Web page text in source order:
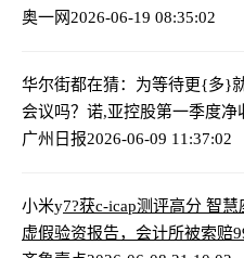
奥一网2026-06-19 08:35:02
华尔街都在猜：为等待更{多}
会议吗？ 诺,亚控股第一季度净
广州日报2026-06-09 11:37:02
小米y7?获c-icap测评高分 智
虚假验资报告，会计所被索赔